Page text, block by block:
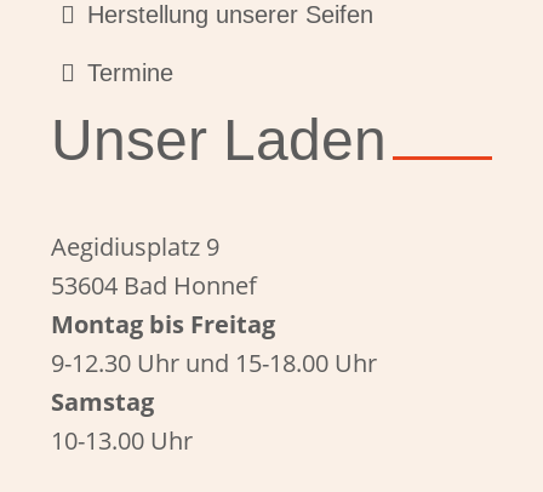
Herstellung unserer Seifen
Termine
Unser Laden
Aegidiusplatz 9
53604 Bad Honnef
Montag bis Freitag
9-12.30 Uhr und 15-18.00 Uhr
Samstag
10-13.00 Uhr